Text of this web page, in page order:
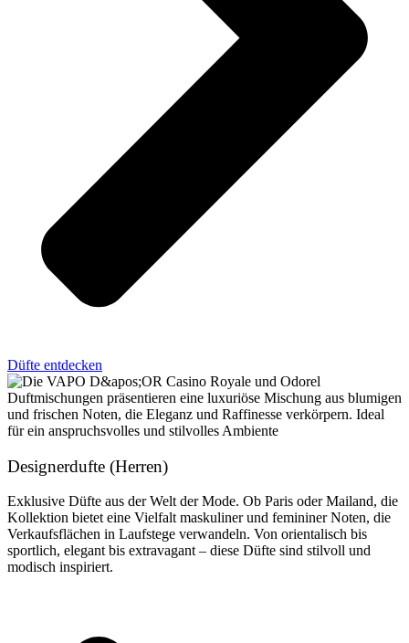
Düfte entdecken
Designerdufte (Herren)
Exklusive Düfte aus der Welt der Mode. Ob Paris oder Mailand, die
Kollektion bietet eine Vielfalt maskuliner und femininer Noten, die
Verkaufsflächen in Laufstege verwandeln. Von orientalisch bis
sportlich, elegant bis extravagant – diese Düfte sind stilvoll und
modisch inspiriert.